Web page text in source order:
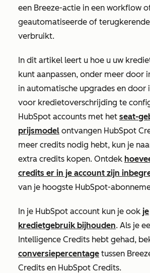
een Breeze-actie in een workflow
geautomatiseerde of
verbruikt.
In dit artikel leert u hoe u uw
kunt aanpassen, onder meer door
in automatische upgrades en door
voor kredietoverschrijding te
HubSpot accounts met het seat-
prijsmodel ontvangen HubSpot
meer credits nodig hebt, kun je
extra credits kopen. Ontdek
credits er in je account zijn
van je hoogste HubSpot-
In je HubSpot account kun je ook je
kredietgebruik bijhouden. Als je
Intelligence Credits hebt gehad,
conversiepercentage tussen
Credits en HubSpot Credits.